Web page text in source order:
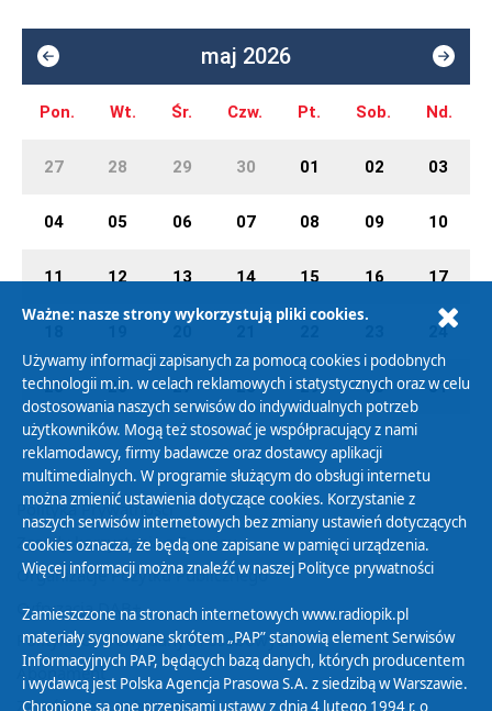
maj 2026
Pon. Wt. Śr. Czw. Pt. Sob. Nd.
27 28 29 30 01 02 03
04 05 06 07 08 09 10
11 12 13 14 15 16 17
24
25 26 27 28 29 30 31
Polityka Prywatności
Zasady korzystania z Serwisu
Organizacje Pożytku Publicznego
Cyfryzacja DAB+
Polityka ochrony danych osobowych
Abonament
Zamówienia publiczne
Ważne: nasze strony wykorzystują pliki cookies.
Używamy informacji zapisanych za pomocą cookies i podobnych
technologii m.in. w celach reklamowych i statystycznych oraz w celu
dostosowania naszych serwisów do indywidualnych potrzeb
użytkowników. Mogą też stosować je współpracujący z nami
reklamodawcy, firmy badawcze oraz dostawcy aplikacji
multimedialnych. W programie służącym do obsługi internetu
można zmienić ustawienia dotyczące cookies. Korzystanie z
naszych serwisów internetowych bez zmiany ustawień dotyczących
cookies oznacza, że będą one zapisane w pamięci urządzenia.
Więcej informacji można znaleźć w naszej Polityce prywatności
Zamieszczone na stronach internetowych www.radiopik.pl
materiały sygnowane skrótem „PAP” stanowią element Serwisów
Informacyjnych PAP, będących bazą danych, których producentem
i wydawcą jest Polska Agencja Prasowa S.A. z siedzibą w Warszawie.
Chronione są one przepisami ustawy z dnia 4 lutego 1994 r. o